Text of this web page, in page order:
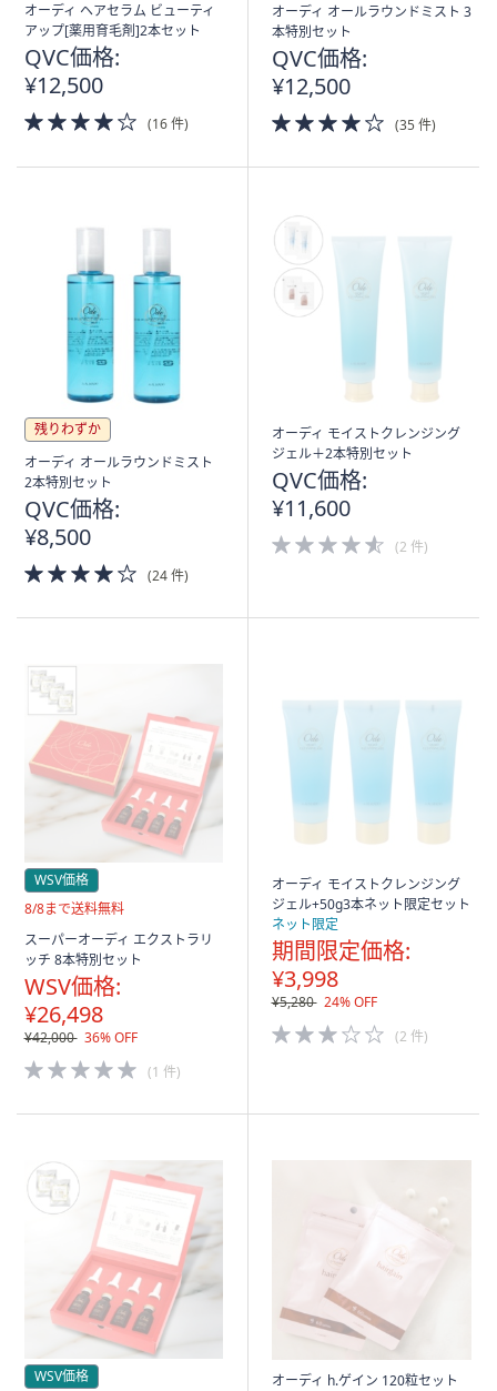
オーディ ヘアセラム ビューティ
アップ[薬用育毛剤]2本セット
QVC価格:
¥12,500
4.0
of
(16 件)
オーディ オールラウンドミスト 3
本特別セット
QVC価格:
¥12,500
4.0
of
(35 件)
残りわずか
オーディ オールラウンドミスト
2本特別セット
QVC価格:
¥8,500
4.0
of
(24 件)
オーディ モイストクレンジング
ジェル＋2本特別セット
QVC価格:
¥11,600
4.5
of
(2 件)
WSV価格
送
無
料
8/8まで送料無料
スーパーオーディ エクストラリ
ッチ 8本特別セット
WSV価格:
¥26,498
¥42,000 36% OFF
5.0
of
(1 件)
オーディ モイストクレンジング
ジェル+50g3本ネット限定セット
ネット限定
期間限定価格:
¥3,998
¥5,280 24% OFF
3.0
of
(2 件)
WSV価格
オーディ h.ゲイン 120粒セット